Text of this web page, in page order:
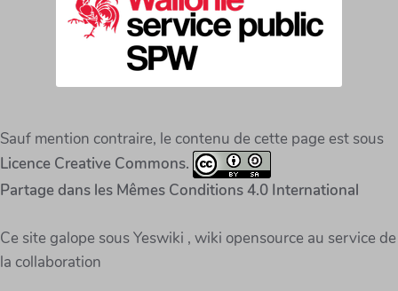
Sauf mention contraire, le contenu de cette page est sous
Licence Creative Commons.
Partage dans les Mêmes Conditions 4.0 International
Ce site galope sous Yeswiki , wiki opensource au service de
la collaboration